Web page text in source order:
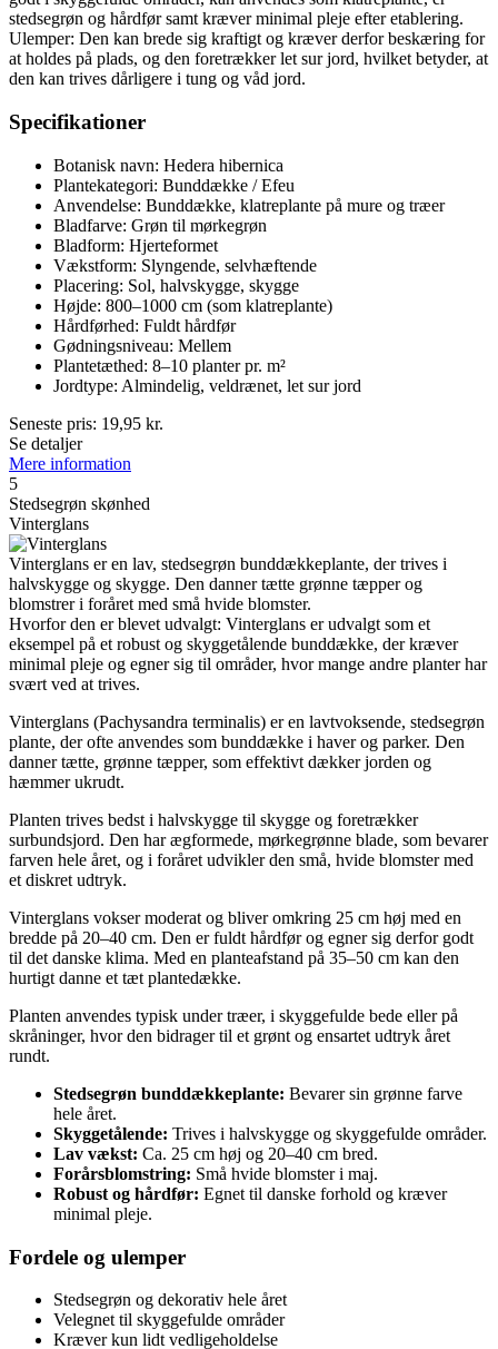
stedsegrøn og hårdfør samt kræver minimal pleje efter etablering.
Ulemper: Den kan brede sig kraftigt og kræver derfor beskæring for
at holdes på plads, og den foretrækker let sur jord, hvilket betyder, at
den kan trives dårligere i tung og våd jord.
Specifikationer
Botanisk navn: Hedera hibernica
Plantekategori: Bunddække / Efeu
Anvendelse: Bunddække, klatreplante på mure og træer
Bladfarve: Grøn til mørkegrøn
Bladform: Hjerteformet
Vækstform: Slyngende, selvhæftende
Placering: Sol, halvskygge, skygge
Højde: 800–1000 cm (som klatreplante)
Hårdførhed: Fuldt hårdfør
Gødningsniveau: Mellem
Plantetæthed: 8–10 planter pr. m²
Jordtype: Almindelig, veldrænet, let sur jord
Seneste pris: 19,95 kr.
Se detaljer
Mere information
5
Stedsegrøn skønhed
Vinterglans
Vinterglans er en lav, stedsegrøn bunddækkeplante, der trives i
halvskygge og skygge. Den danner tætte grønne tæpper og
blomstrer i foråret med små hvide blomster.
Hvorfor den er blevet udvalgt: Vinterglans er udvalgt som et
eksempel på et robust og skyggetålende bunddække, der kræver
minimal pleje og egner sig til områder, hvor mange andre planter har
svært ved at trives.
Vinterglans (Pachysandra terminalis) er en lavtvoksende, stedsegrøn
plante, der ofte anvendes som bunddække i haver og parker. Den
danner tætte, grønne tæpper, som effektivt dækker jorden og
hæmmer ukrudt.
Planten trives bedst i halvskygge til skygge og foretrækker
surbundsjord. Den har ægformede, mørkegrønne blade, som bevarer
farven hele året, og i foråret udvikler den små, hvide blomster med
et diskret udtryk.
Vinterglans vokser moderat og bliver omkring 25 cm høj med en
bredde på 20–40 cm. Den er fuldt hårdfør og egner sig derfor godt
til det danske klima. Med en planteafstand på 35–50 cm kan den
hurtigt danne et tæt plantedække.
Planten anvendes typisk under træer, i skyggefulde bede eller på
skråninger, hvor den bidrager til et grønt og ensartet udtryk året
rundt.
Stedsegrøn bunddækkeplante: Bevarer sin grønne farve
hele året.
Skyggetålende: Trives i halvskygge og skyggefulde områder.
Lav vækst: Ca. 25 cm høj og 20–40 cm bred.
Forårsblomstring: Små hvide blomster i maj.
Robust og hårdfør: Egnet til danske forhold og kræver
minimal pleje.
Fordele og ulemper
Stedsegrøn og dekorativ hele året
Velegnet til skyggefulde områder
Kræver kun lidt vedligeholdelse